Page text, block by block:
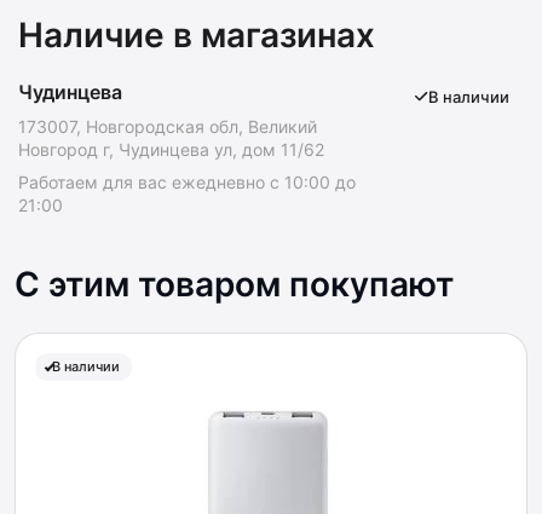
Наличие в магазинах
Чудинцева
173007, Новгородская обл, Великий
Новгород г, Чудинцева ул, дом 11/62
Работаем для вас ежедневно с 10:00 до
21:00
В наличии
С этим товаром покупают
В наличии